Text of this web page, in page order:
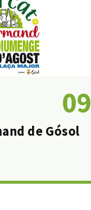
09
de Gósol